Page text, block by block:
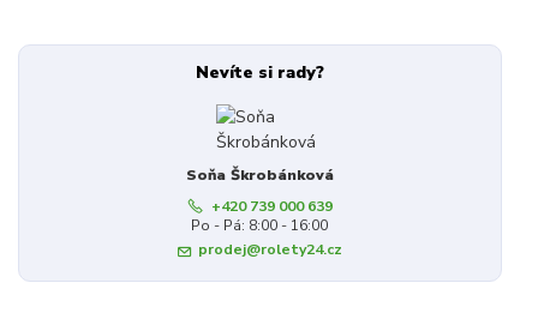
Nevíte si rady?
Soňa Škrobánková
+420 739 000 639
Po - Pá: 8:00 - 16:00
prodej@rolety24.cz